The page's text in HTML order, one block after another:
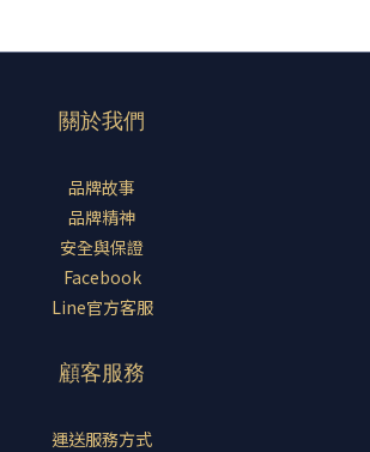
關於我們
品牌故事
品牌精神
安全與保證
Facebook
Line官方客服
顧客服務
運送服務方式